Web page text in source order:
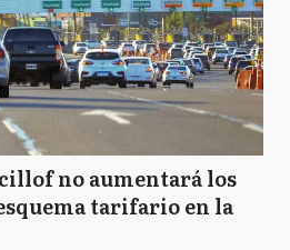
no aumentará los
tarifario en la